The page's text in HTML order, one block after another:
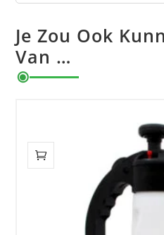
Je Zou Ook
Van …